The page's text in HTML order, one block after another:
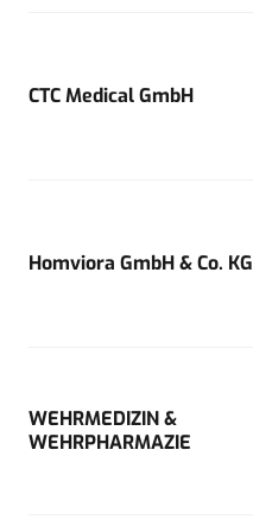
CTC Medical GmbH
Homviora GmbH & Co. KG
WEHRMEDIZIN &
WEHRPHARMAZIE